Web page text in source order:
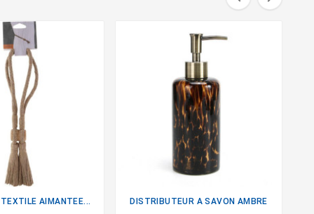
AIMANTEE... DISTRIBUTEUR A SAVON AMBRE